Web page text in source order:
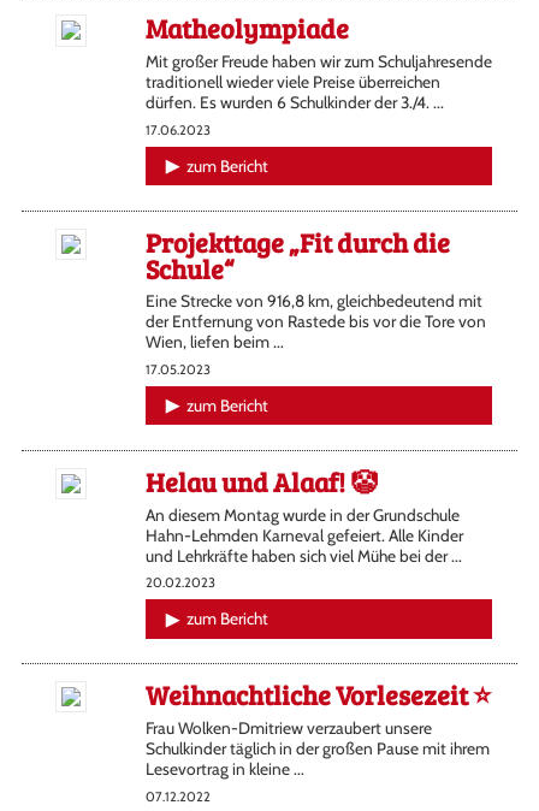
Matheolympiade
Mit großer Freude haben wir zum Schuljahresende
traditionell wieder viele Preise überreichen
dürfen. Es wurden 6 Schulkinder der 3./4. ...
17.06.2023
zum Bericht
Projekttage „Fit durch die
Schule“
Eine Strecke von 916,8 km, gleichbedeutend mit
der Entfernung von Rastede bis vor die Tore von
Wien, liefen beim ...
17.05.2023
zum Bericht
Helau und Alaaf! 🤡
An diesem Montag wurde in der Grundschule
Hahn-Lehmden Karneval gefeiert. Alle Kinder
und Lehrkräfte haben sich viel Mühe bei der ...
20.02.2023
zum Bericht
Weihnachtliche Vorlesezeit ⭐️
Frau Wolken-Dmitriew verzaubert unsere
Schulkinder täglich in der großen Pause mit ihrem
Lesevortrag in kleine ...
07.12.2022